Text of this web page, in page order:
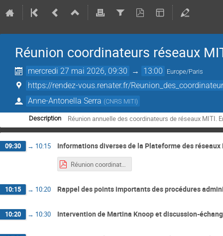
Réunion coordinateurs réseaux
mercredi 27 mai 2026, 09:30 → 13:00 Europe/Paris
https://rendez-vous.renater.fr/
Anne-Antonella Serra (CNRS MITI)
Description Réunion annuelle des coordinateurs de réseaux MITI.
09:30 → 10:15 Informations diverses de la Plateforme des réseaux
Réunion coordinateurs réseaux 2026_AAS.pdf
10:15 → 10:20 Rappel des points importants des procédures
10:20 → 10:30 Intervention de Martina Knoop et discussion-